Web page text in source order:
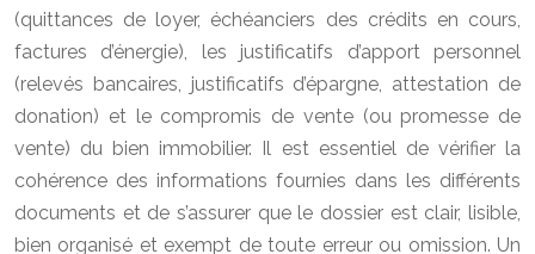
(quittances de loyer, échéanciers des crédits en cours,
factures d’énergie), les justificatifs d’apport personnel
(relevés bancaires, justificatifs d’épargne, attestation de
donation) et le compromis de vente (ou promesse de
vente) du bien immobilier. Il est essentiel de vérifier la
cohérence des informations fournies dans les différents
documents et de s’assurer que le dossier est clair, lisible,
bien organisé et exempt de toute erreur ou omission. Un